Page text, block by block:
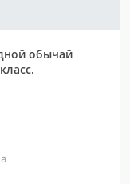
обычай